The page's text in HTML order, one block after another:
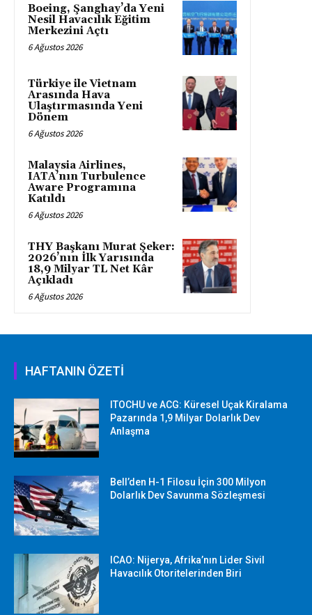
Boeing, Şanghay’da Yeni
Nesil Havacılık Eğitim
Merkezini Açtı
6 Ağustos 2026
Türkiye ile Vietnam
Arasında Hava
Ulaştırmasında Yeni
Dönem
6 Ağustos 2026
Malaysia Airlines,
IATA’nın Turbulence
Aware Programına
Katıldı
6 Ağustos 2026
THY Başkanı Murat Şeker:
2026’nın İlk Yarısında
18,9 Milyar TL Net Kâr
Açıkladı
6 Ağustos 2026
HAFTANIN ÖZETİ
ITOCHU ve ACG: Küresel Uçak Kiralama
Pazarında 1,9 Milyar Dolarlık Dev
Anlaşma
Bell’den H-1 Filosu İçin 300 Milyon
Dolarlık Dev Savunma Sözleşmesi
ICAO: Nijerya, Afrika’nın Lider Sivil
Havacılık Otoritelerinden Biri